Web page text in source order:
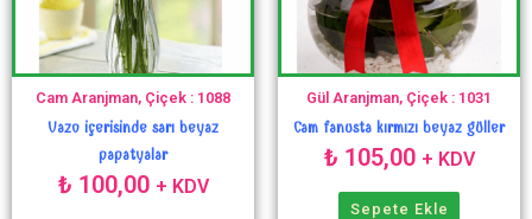
Cam Aranjman, Çiçek : 1088
Vazo içerisinde sarı beyaz
papatyalar
₺ 100,00 + KDV
Gül Aranjman, Çiçek : 1031
Cam fanusta kırmızı beyaz güller
₺ 105,00 + KDV
Sepete Ekle